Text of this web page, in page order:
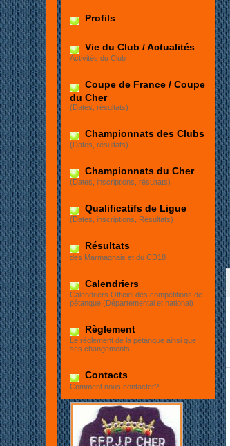
Profils
Vie du Club / Actualités
Activités du Club
Coupe de France / Coupe
du Cher
(Dates, résultats)
Championnats des Clubs
(Dates, résultats)
Championnats du Cher
(Dates, inscriptions, résultats)
Qualificatifs de Ligue
(Dates, inscriptions, Résultats)
Résultats
des Marmagnais et du CD18
Calendriers
Calendriers Officiel des compétitions de
pétanque (Départemental et national)
Règlement
Le règlement de la pétanque ainsi que
ses changements.
Contacts
Comment nous contacter?